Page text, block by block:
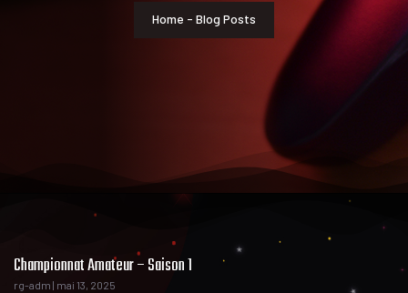
Home - Blog Posts
Championnat Amateur – Saison 1
rg-adm mai 13, 2025